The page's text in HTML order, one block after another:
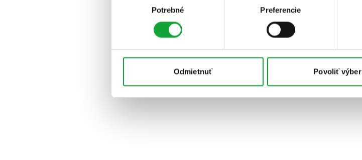
Potrebné Preferencie
Odmietnuť Povoliť výber